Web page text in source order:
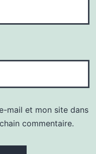
mail et mon site dans
commentaire.